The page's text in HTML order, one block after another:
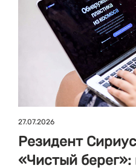
27.07.2026
Резидент
«Чистый